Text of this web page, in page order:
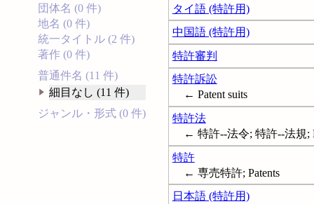
団体名 (0 件)
地名 (0 件)
統一タイトル (2 件)
著作 (0 件)
普通件名 (11 件)
細目なし (11 件)
ジャンル・形式 (0 件)
タイ語 (特許用)
中国語 (特許用)
特許審判
特許訴訟
← Patent suits
特許法
← 特許--法令; 特許--法規;
特許
← 専売特許; Patents
日本語 (特許用)